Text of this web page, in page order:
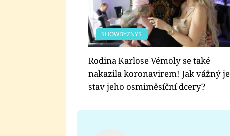
SHOWBYZNYS
Rodina Karlose Vémoly se také
nakazila koronavirem! Jak vážný je
stav jeho osmiměsíční dcery?